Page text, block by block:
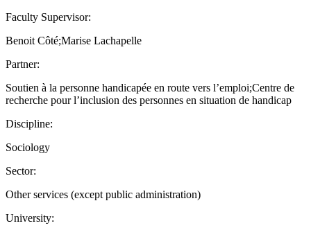
Faculty Supervisor:
Benoit Côté;Marise Lachapelle
Partner:
Soutien à la personne handicapée en route vers l’emploi;Centre de
recherche pour l’inclusion des personnes en situation de handicap
Discipline:
Sociology
Sector:
Other services (except public administration)
University: